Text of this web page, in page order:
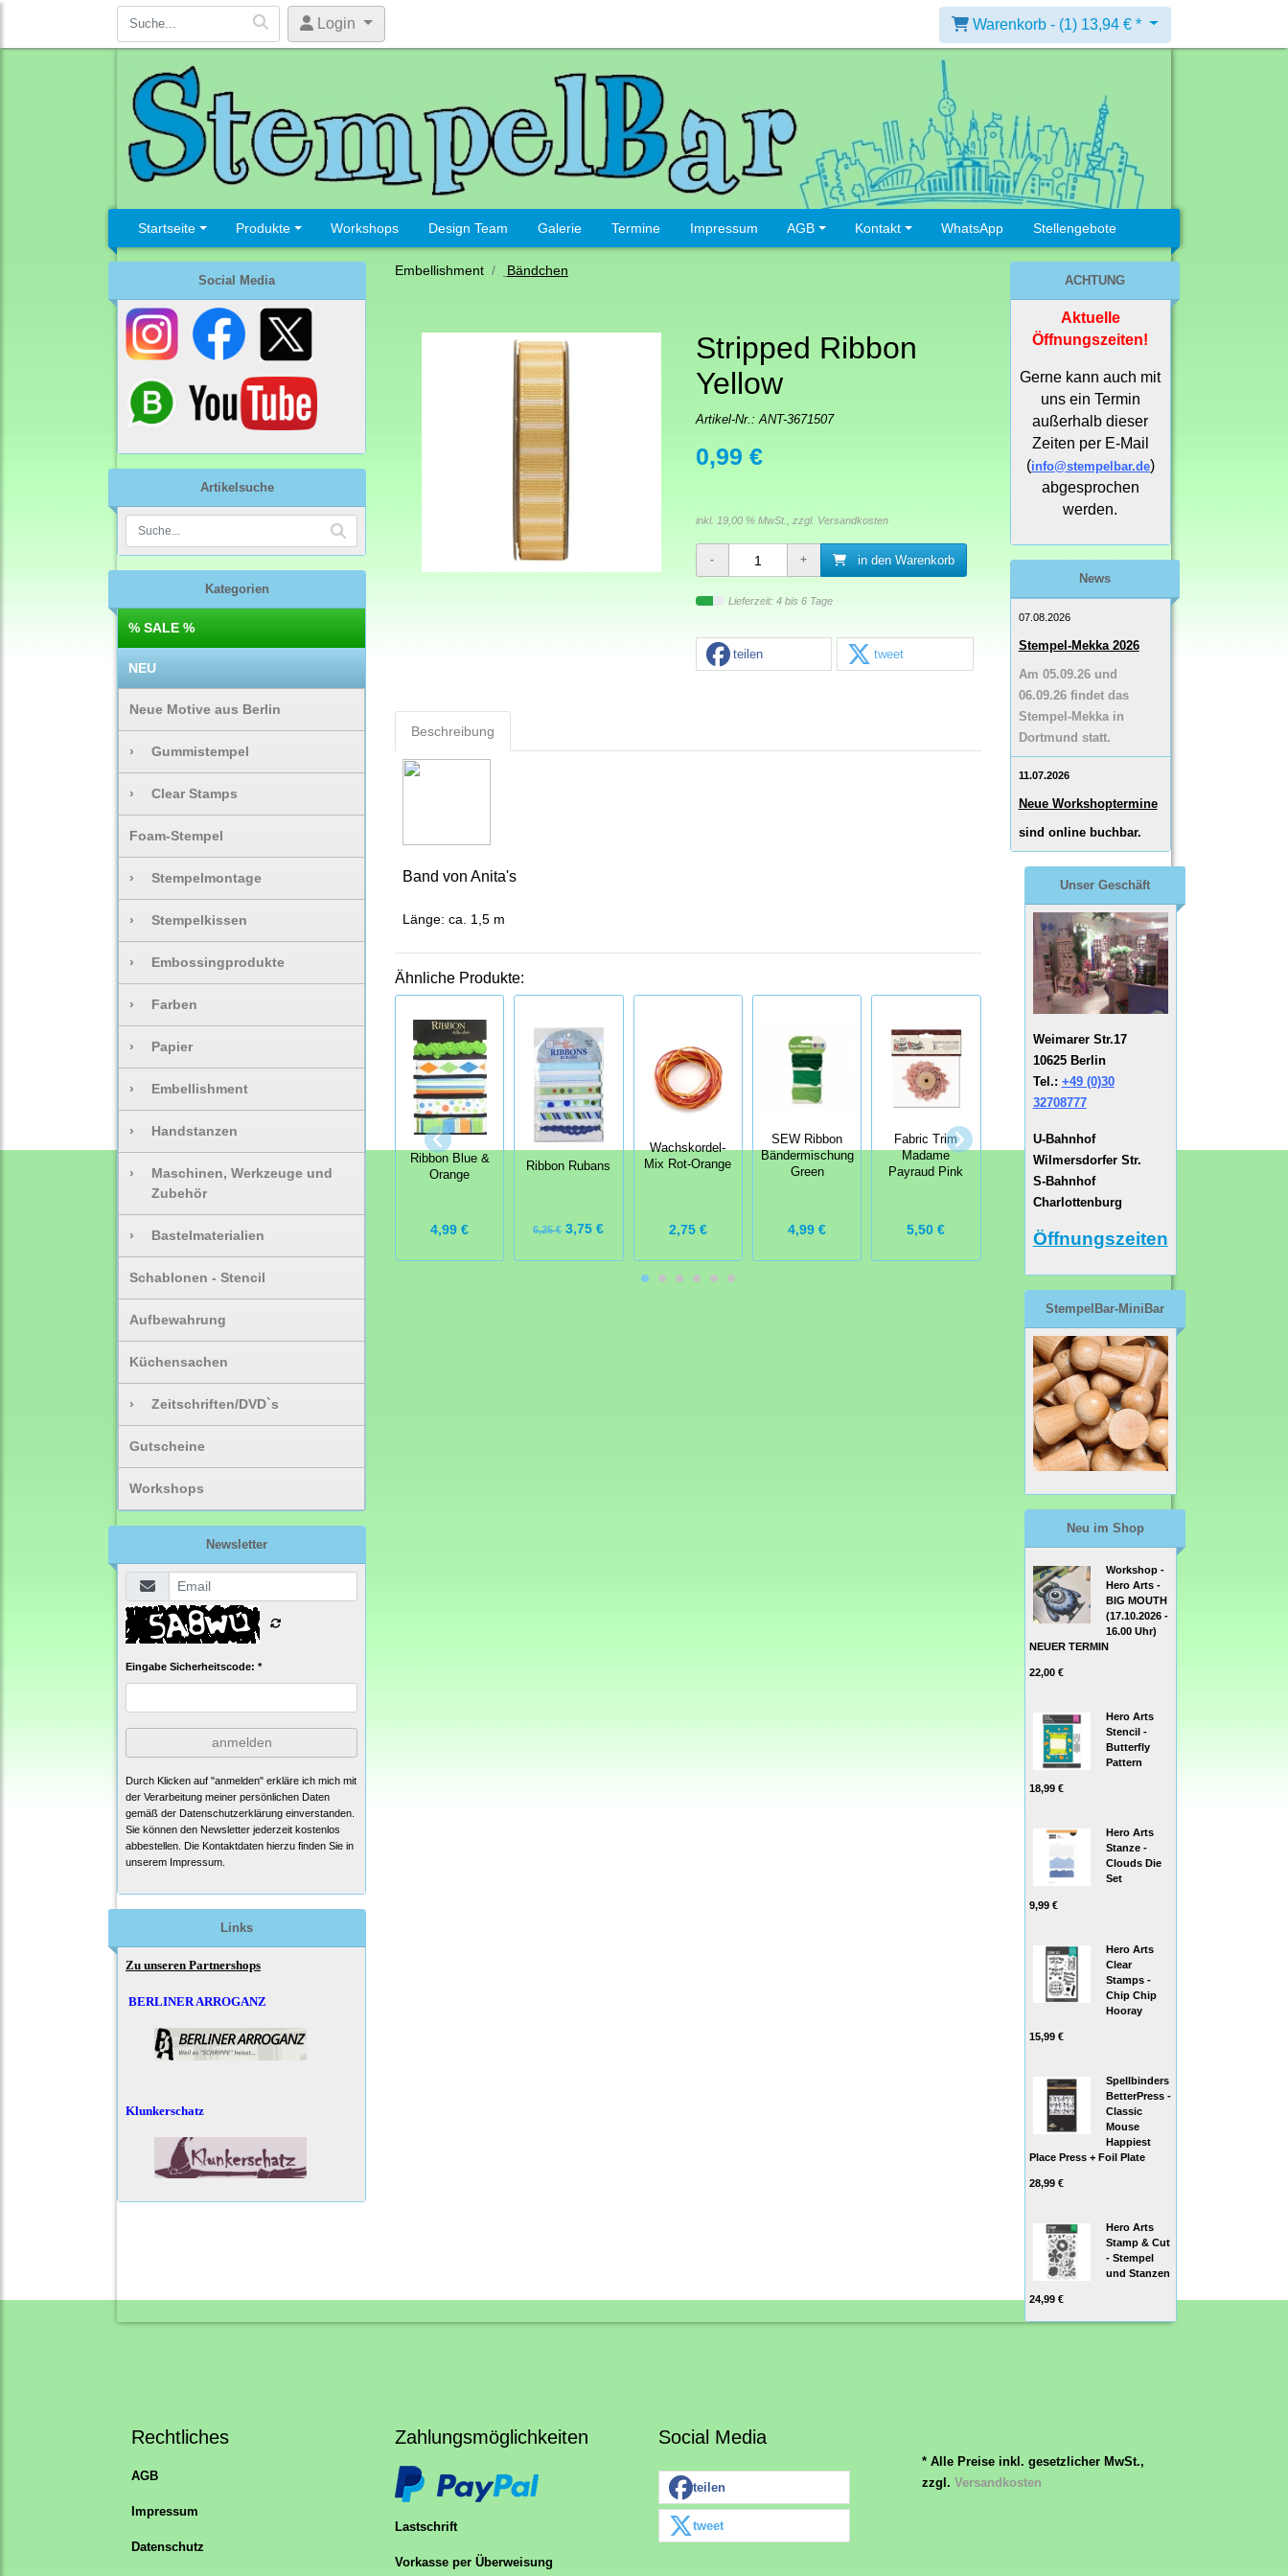
Login Warenkorb - (1) 13,94 € *
Startseite Produkte Workshops Design Team Galerie Termine Impressum AGB Kontakt WhatsApp Stellengebote
Social Media
Artikelsuche
Kategorien
% SALE %
NEU
Neue Motive aus Berlin
› Gummistempel
› Clear Stamps
Foam-Stempel
› Stempelmontage
› Stempelkissen
› Embossingprodukte
› Farben
› Papier
› Embellishment
› Handstanzen
›
Maschinen, Werkzeuge und
Zubehör
› Bastelmaterialien
Schablonen - Stencil
Aufbewahrung
Küchensachen
› Zeitschriften/DVD`s
Gutscheine
Workshops
Newsletter
Eingabe Sicherheitscode: *
anmelden
Durch Klicken auf "anmelden" erkläre ich mich mit
der Verarbeitung meiner persönlichen Daten
gemäß der Datenschutzerklärung einverstanden.
Sie können den Newsletter jederzeit kostenlos
abbestellen. Die Kontaktdaten hierzu finden Sie in
unserem Impressum.
Links
Zu unseren Partnershops
BERLINER ARROGANZ
Klunkerschatz
Embellishment Bändchen
Stripped Ribbon
Yellow
Artikel-Nr.:ANT-3671507
0,99 €
inkl. 19,00 % MwSt., zzgl. Versandkosten
in den Warenkorb
Lieferzeit: 4 bis 6 Tage
teilen tweet
Beschreibung
Band von Anita's
Länge: ca. 1,5 m
Ähnliche Produkte:
Ribbon Blue &
Orange
4,99 €
Ribbon Rubans
6,25 €3,75 €
Wachskordel-
Mix Rot-Orange
2,75 €
SEW Ribbon
Bändermischung
Green
4,99 €
Fabric Trim
Madame
Payraud Pink
5,50 €
SEW Ribbon
Bändermischung
4,99 €
Bordüre Amanda
ACHTUNG
Aktuelle
Öffnungszeiten!
Gerne kann auch mit
uns ein Termin
außerhalb dieser
Zeiten per E-Mail
(info@stempelbar.de)
abgesprochen
werden.
News
07.08.2026
Stempel-Mekka 2026
Am 05.09.26 und
06.09.26 findet das
Stempel-Mekka in
Dortmund statt.
11.07.2026
Neue Workshoptermine
sind online buchbar.
Unser Geschäft
Weimarer Str.17
10625 Berlin
Tel.: +49 (0)30
32708777
U-Bahnhof
Wilmersdorfer Str.
S-Bahnhof
Charlottenburg
Öffnungszeiten
StempelBar-MiniBar
Neu im Shop
Workshop -
Hero Arts -
BIG MOUTH
(17.10.2026 -
16.00 Uhr)
NEUER TERMIN
22,00 €
Hero Arts
Stencil -
Butterfly
Pattern
18,99 €
Hero Arts
Stanze -
Clouds Die
Set
9,99 €
Hero Arts
Clear
Stamps -
Chip Chip
Hooray
15,99 €
Spellbinders
BetterPress -
Classic
Mouse
Happiest
Place Press + Foil Plate
28,99 €
Hero Arts
Stamp & Cut
- Stempel
und Stanzen
24,99 €
Rechtliches
AGB
Impressum
Datenschutz
Zahlungsmöglichkeiten
Lastschrift
Vorkasse per Überweisung
Social Media
teilen
tweet
* Alle Preise inkl. gesetzlicher MwSt.,
zzgl. Versandkosten